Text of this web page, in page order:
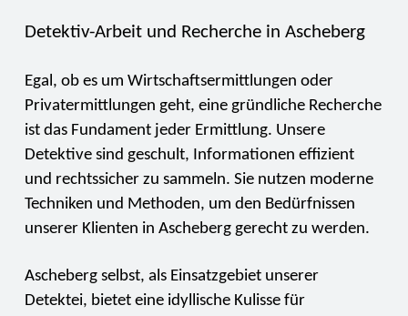
Detektiv-Arbeit und Recherche in Ascheberg
Egal, ob es um Wirtschaftsermittlungen oder
Privatermittlungen geht, eine gründliche Recherche
ist das Fundament jeder Ermittlung. Unsere
Detektive sind geschult, Informationen effizient
und rechtssicher zu sammeln. Sie nutzen moderne
Techniken und Methoden, um den Bedürfnissen
unserer Klienten in Ascheberg gerecht zu werden.
Ascheberg selbst, als Einsatzgebiet unserer
Detektei, bietet eine idyllische Kulisse für